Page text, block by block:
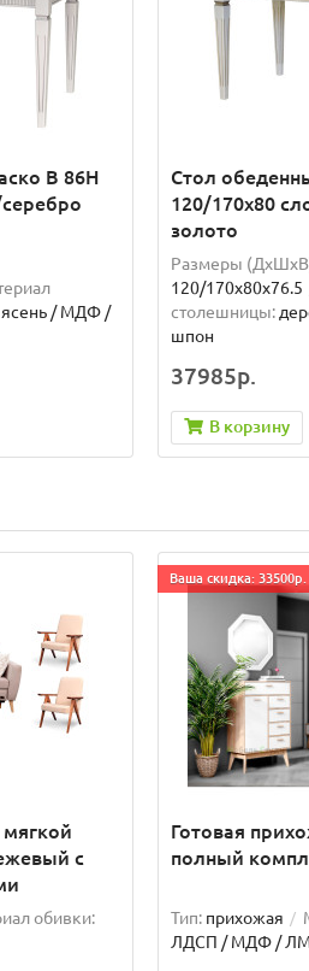
В 86Н
ясень / МДФ /
Стол
120/170х80
золото
Размеры
120/170х80х76.5
столешницы:
шпон
37985р.
В корзину
с
обивки:
Ваша скидка: 33500р.
Готовая
полный
Тип: прихожая
ЛДСП / МДФ /